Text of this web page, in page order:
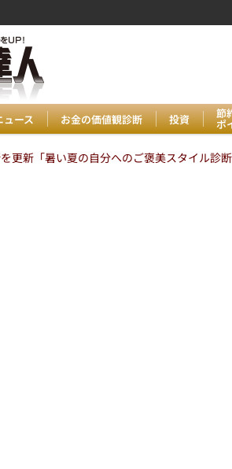
ュース お金の価値観診断 投資 節
ポ
更新「暑い夏の自分へのご褒美スタイル診